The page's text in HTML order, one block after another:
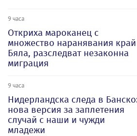
9 часа
Откриха мароканец с
множество наранявания край
Бяла, разследват незаконна
миграция
9 часа
Нидерландска следа в
нова версия за заплетения
случай с наши и чужди
младежи